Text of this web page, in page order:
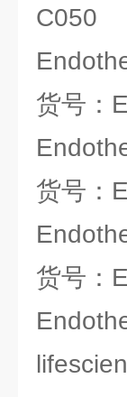
C050
货号：
货号：
货号：